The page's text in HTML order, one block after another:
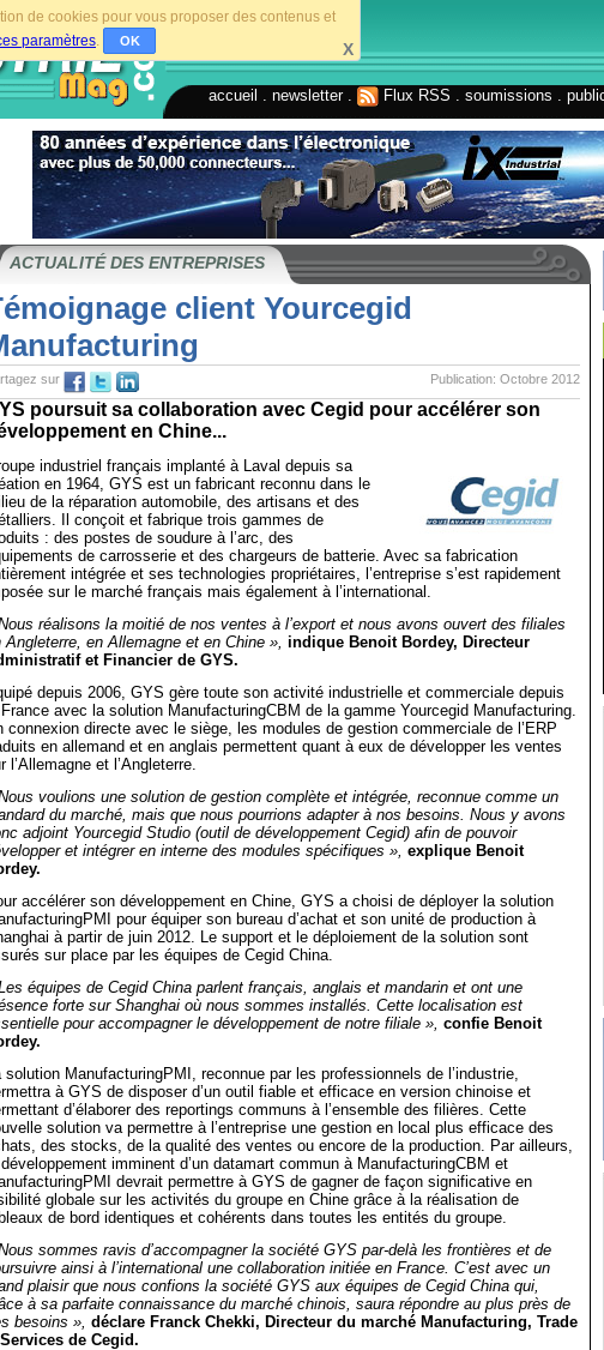
de cookies pour vous proposer des contenus et
paramètres. OK X
accueil newsletter. Flux RSS soumissions
ACTUALITÉ DES ENTREPRISES
client Yourcegid
Publication: Octobre 2012
sur
poursuit sa collaboration avec Cegid pour accélérer son
en Chine...
industriel français implanté à Laval depuis sa
en 1964, GYS est un fabricant reconnu dans le
de la réparation automobile, des artisans et des
Il conçoit et fabrique trois gammes de
: des postes de soudure à l’arc, des
de carrosserie et des chargeurs de batterie. Avec sa fabrication
intégrée et ses technologies propriétaires, l’entreprise s’est rapidement
sur le marché français mais également à l’international.
réalisons la moitié de nos ventes à l’export et nous avons ouvert des filiales
Angleterre, en Allemagne et en Chine », indique Benoit Bordey, Directeur
et Financier de GYS.
depuis 2006, GYS gère toute son activité industrielle et commerciale depuis
France avec la solution ManufacturingCBM de la gamme Yourcegid Manufacturing.
connexion directe avec le siège, les modules de gestion commerciale de l’ERP
en allemand et en anglais permettent quant à eux de développer les ventes
l’Allemagne et l’Angleterre.
voulions une solution de gestion complète et intégrée, reconnue comme un
du marché, mais que nous pourrions adapter à nos besoins. Nous y avons
adjoint Yourcegid Studio (outil de développement Cegid) afin de pouvoir
et intégrer en interne des modules spécifiques », explique Benoit
accélérer son développement en Chine, GYS a choisi de déployer la solution
pour équiper son bureau d’achat et son unité de production à
à partir de juin 2012. Le support et le déploiement de la solution sont
sur place par les équipes de Cegid China.
équipes de Cegid China parlent français, anglais et mandarin et ont une
forte sur Shanghai où nous sommes installés. Cette localisation est
pour accompagner le développement de notre filiale », confie Benoit
solution ManufacturingPMI, reconnue par les professionnels de l’industrie,
à GYS de disposer d’un outil fiable et efficace en version chinoise et
d’élaborer des reportings communs à l’ensemble des filières. Cette
solution va permettre à l’entreprise une gestion en local plus efficace des
des stocks, de la qualité des ventes ou encore de la production. Par ailleurs,
développement imminent d’un datamart commun à ManufacturingCBM et
devrait permettre à GYS de gagner de façon significative en
globale sur les activités du groupe en Chine grâce à la réalisation de
de bord identiques et cohérents dans toutes les entités du groupe.
sommes ravis d’accompagner la société GYS par-delà les frontières et de
ainsi à l’international une collaboration initiée en France. C’est avec un
plaisir que nous confions la société GYS aux équipes de Cegid China qui,
à sa parfaite connaissance du marché chinois, saura répondre au plus près de
besoins », déclare Franck Chekki, Directeur du marché Manufacturing, Trade
de Cegid.